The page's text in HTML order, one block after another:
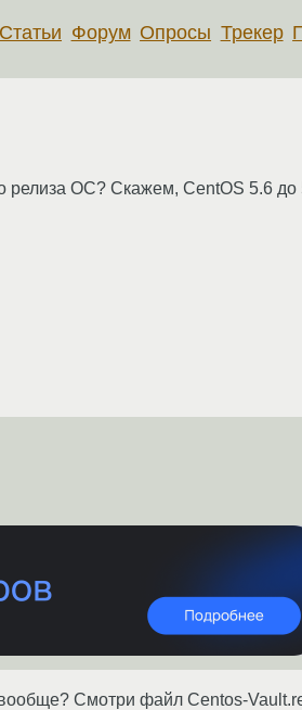
Статьи Форум Опросы Трекер
релиза ОС? Скажем, CentOS 5.6 до
Смотри файл Centos-